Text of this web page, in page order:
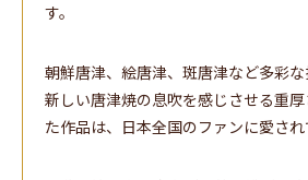
す。
朝鮮唐津、絵唐津、斑唐津など多彩な
新しい唐津焼の息吹を感じさせる重
た作品は、日本全国のファンに愛され